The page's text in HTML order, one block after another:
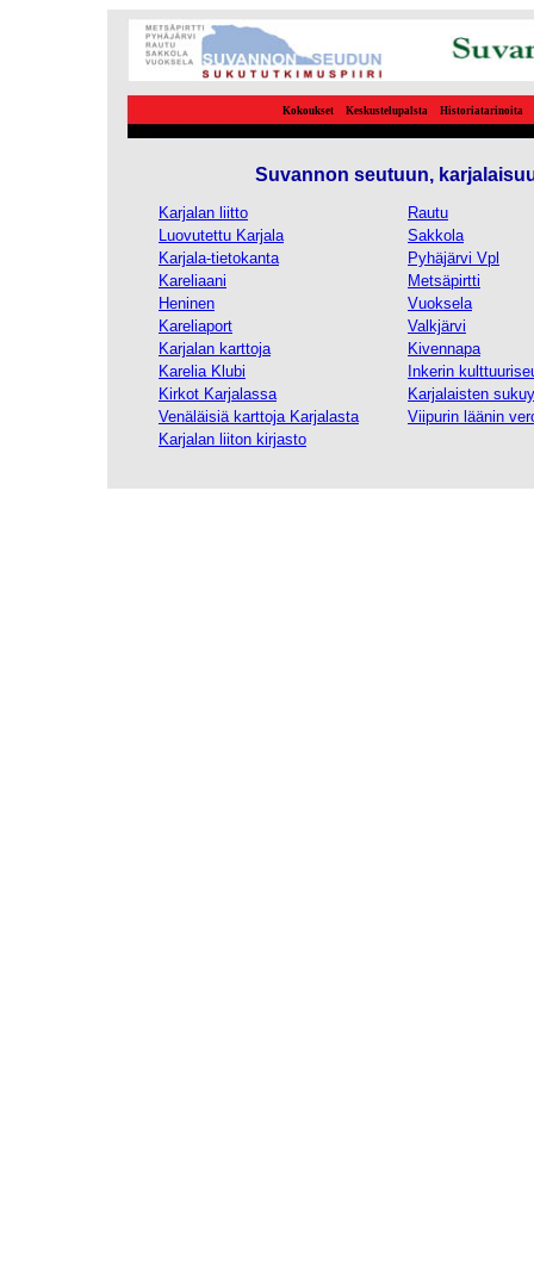
Kokoukset Keskustelupalsta Historiatarinoita
Suvannon seutuun,
Karjalan liitto
Rautu
Luovutettu Karjala
Sakkola
Karjala-tietokanta
Pyhäjärvi Vpl
Kareliaani
Metsäpirtti
Heninen
Vuoksela
Kareliaport
Valkjärvi
Karjalan karttoja
Kivennapa
Karelia Klubi
Inkerin
Kirkot Karjalassa
Karjalaisten
Venäläisiä karttoja Karjalasta
Viipurin läänin
Karjalan liiton kirjasto